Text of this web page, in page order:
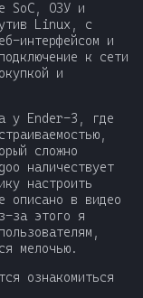
SoC, ОЗУ и
Linux, с
интерфейсом и
к сети
и
у Ender-3, где
сложно
наличествует
настроить
описано в видео
за этого я
мелочью.
ознакомиться